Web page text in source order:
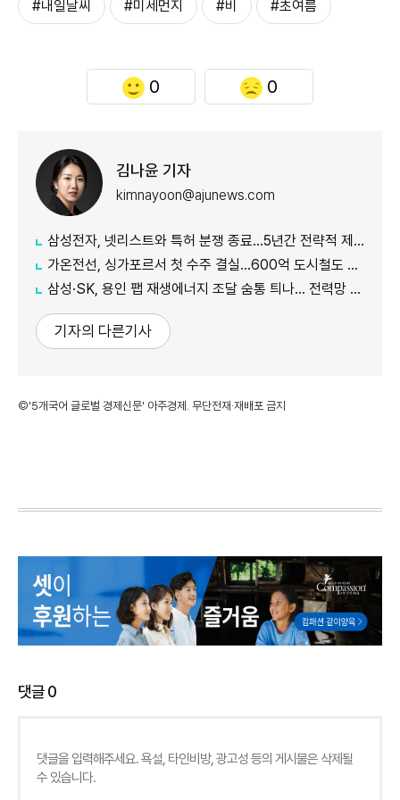
#내일날씨 #미세먼지 #비 #초여름
0 0
김나윤 기자
kimnayoon@ajunews.com
삼성전자, 넷리스트와 특허 분쟁 종료…5년간 전략적 제휴
가온전선, 싱가포르서 첫 수주 결실…600억 도시철도 케이블 공급
삼성·SK, 용인 팹 재생에너지 조달 숨통 틔나… 전력망 확충에 에너지 리스크 완화 기대
기자의 다른기사
©'5개국어 글로벌 경제신문' 아주경제. 무단전재·재배포 금지
댓글0